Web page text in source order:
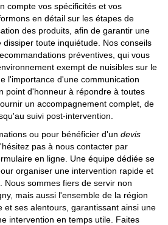
compte vos spécificités et vos
en détail sur les étapes de
des produits, afin de garantir une
toute inquiétude. Nos conseils
préventives, qui vous
exempt de nuisibles sur le
l'importance d'une communication
point d'honneur à répondre à toutes
un accompagnement complet, de
suivi post-intervention.
ou pour bénéficier d'un devis
pas à nous contacter par
en ligne. Une équipe dédiée se
organiser une intervention rapide et
Nous sommes fiers de servir non
mais aussi l'ensemble de la région
et ses alentours, garantissant ainsi une
intervention en temps utile. Faites